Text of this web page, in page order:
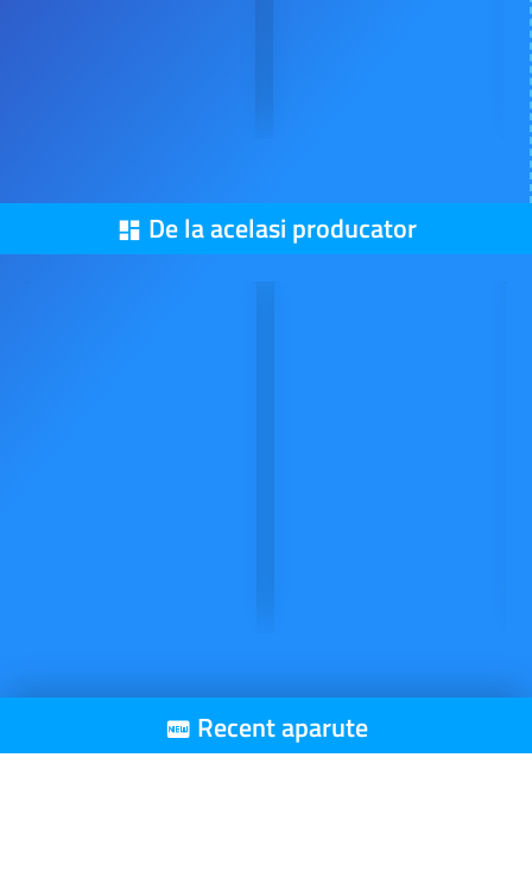
De la acelasi producator
Recent aparute